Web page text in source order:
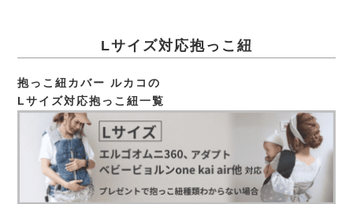
Lサイズ対応抱っこ紐
抱っこ紐カバー ルカコの
Lサイズ対応抱っこ紐一覧